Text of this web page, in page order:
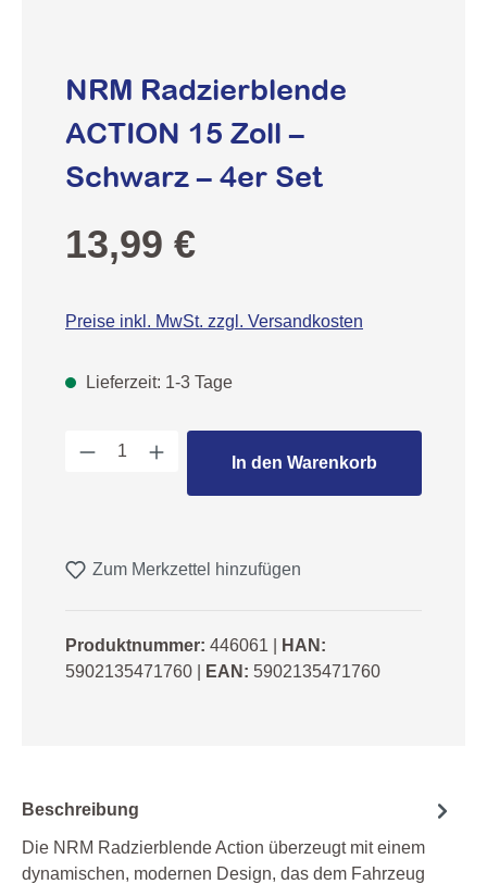
NRM Radzierblende
ACTION 15 Zoll –
Schwarz – 4er Set
Regulärer Preis:
13,99 €
Preise inkl. MwSt. zzgl. Versandkosten
Lieferzeit: 1-3 Tage
Produkt Anzahl: Gib den
In den Warenkorb
Zum Merkzettel hinzufügen
Produktnummer: 446061
HAN:
5902135471760
EAN: 5902135471760
Beschreibung
Die NRM Radzierblende Action überzeugt mit einem
dynamischen, modernen Design, das dem Fahrzeug